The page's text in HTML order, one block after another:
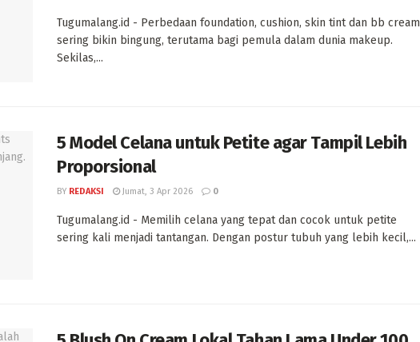
Tugumalang.id - Perbedaan foundation, cushion, skin tint dan bb cream
sering bikin bingung, terutama bagi pemula dalam dunia makeup.
Sekilas,...
5 Model Celana untuk Petite agar Tampil Lebih
Proporsional
BY REDAKSI Jumat, 3 Apr 2026 0
Tugumalang.id - Memilih celana yang tepat dan cocok untuk petite
sering kali menjadi tantangan. Dengan postur tubuh yang lebih kecil,...